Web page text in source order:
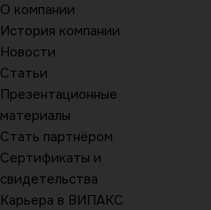
О компании
История компании
Новости
Статьи
Презентационные
материалы
Стать партнёром
Сертификаты и
свидетельства
Карьера в ВИПАКС